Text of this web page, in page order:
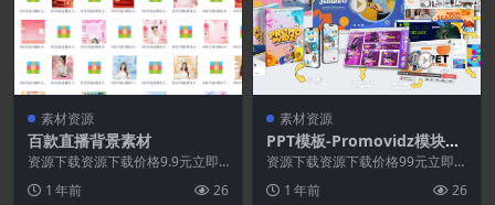
素材资源
百款直播背景素材
资源下载资源下载价格9.9元立即
1 年前 26
素材资源
PPT模板-Promovidz模块综
合体
资源下载资源下载价格99元立即购
源永久更新资源!一...
1 年前 26